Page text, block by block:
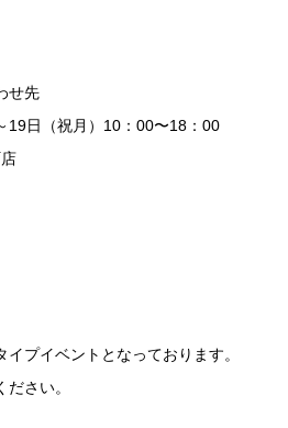
せ先
19日（祝月）10：00〜18：00
プイベントとなっております。
さい。